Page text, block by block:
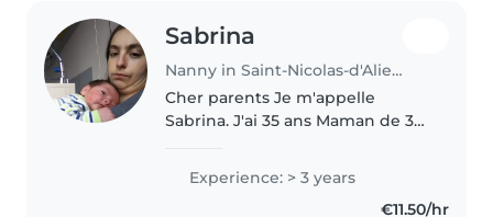
Sabrina
Nanny in Saint-Nicolas-d'Aliermont
Cher parents Je m'appelle
Sabrina. J'ai 35 ans Maman de 3
en milieu familial et collective Jai
une maison avec une cours
Experience: > 3 years
€11.50/hr